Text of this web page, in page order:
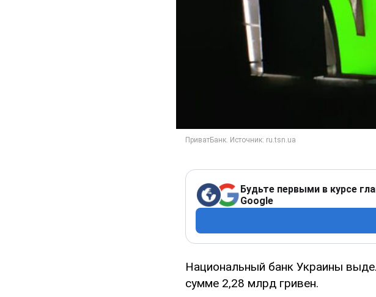
Будьте первыми в курсе
Google
Национальный банк Украины
сумме 2,28 млрд гривен.